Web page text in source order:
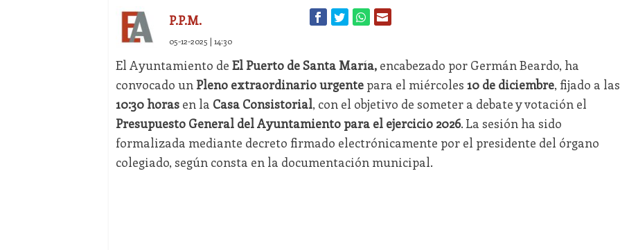
P.P.M.
05-12-2025 | 14:30
El Ayuntamiento de El Puerto de Santa María, encabezado por Germán Beardo, ha
convocado un Pleno extraordinario urgentepara el miércoles 10 de diciembre, fijado a las
10:30 horasen la Casa Consistorial, con el objetivo de someter a debate y votación el
Presupuesto General del Ayuntamiento para el ejercicio 2026. La sesión ha sido
formalizada mediante decreto firmado electrónicamente por el presidente del órgano
colegiado, según consta en la documentación municipal.